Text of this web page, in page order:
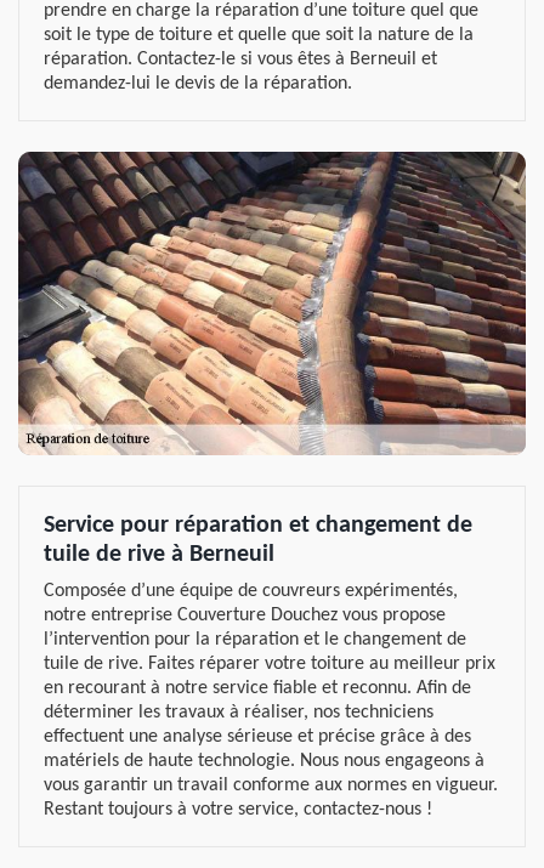
prendre en charge la réparation d’une toiture quel que
soit le type de toiture et quelle que soit la nature de la
réparation. Contactez-le si vous êtes à Berneuil et
demandez-lui le devis de la réparation.
Service pour réparation et changement de
tuile de rive à Berneuil
Composée d’une équipe de couvreurs expérimentés,
notre entreprise Couverture Douchez vous propose
l’intervention pour la réparation et le changement de
tuile de rive. Faites réparer votre toiture au meilleur prix
en recourant à notre service fiable et reconnu. Afin de
déterminer les travaux à réaliser, nos techniciens
effectuent une analyse sérieuse et précise grâce à des
matériels de haute technologie. Nous nous engageons à
vous garantir un travail conforme aux normes en vigueur.
Restant toujours à votre service, contactez-nous !